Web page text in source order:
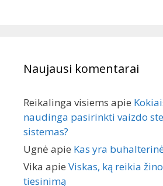
Naujausi komentarai
Reikalinga visiems apie
naudinga pasirinkti vaizdo
sistemas?
Ugnė apie Kas yra
Vika apie Viskas, ką reikia
tiesinimą